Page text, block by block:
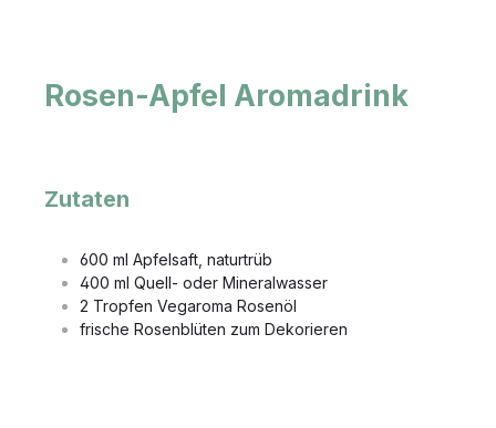
Rosen-Apfel Aromadrink
Zutaten
600 ml Apfelsaft, naturtrüb
400 ml Quell- oder Mineralwasser
2 Tropfen Vegaroma Rosenöl
frische Rosenblüten zum Dekorieren